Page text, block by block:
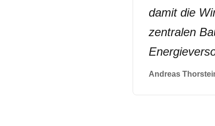
damit die
zentralen
Andreas